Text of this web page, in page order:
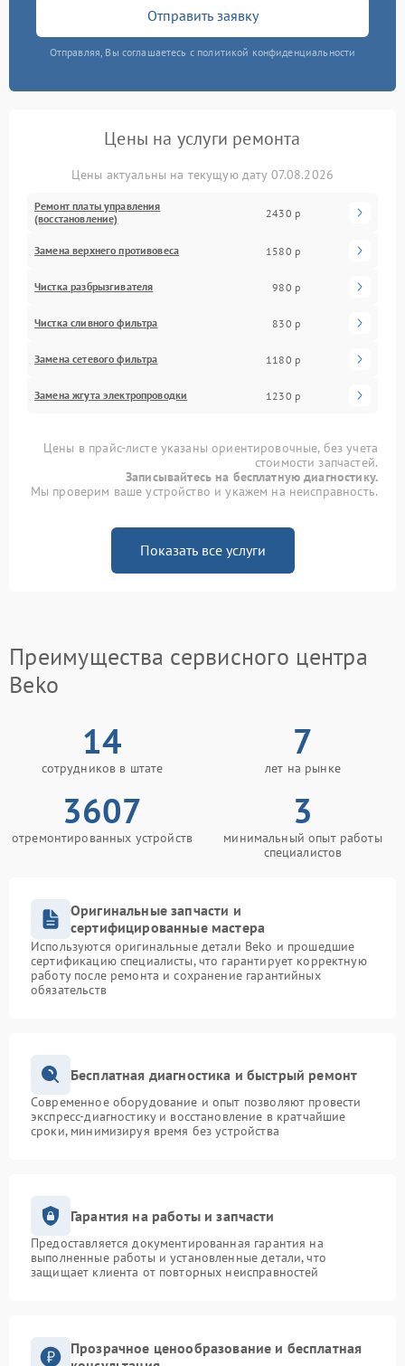
Отправить заявку
Отправляя, Вы соглашаетесь с политикой конфиденциальности
Цены на услуги ремонта
Цены актуальны на текущую дату 07.08.2026
Ремонт платы управления
(восстановление)
2430 р
Замена верхнего противовеса 1580 р
Чистка разбрызгивателя 980 р
Чистка сливного фильтра 830 р
Замена сетевого фильтра 1180 р
Замена жгута электропроводки 1230 р
Цены в прайс-листе указаны ориентировочные, без учета
стоимости запчастей.
Записывайтесь на бесплатную диагностику.
Мы проверим ваше устройство и укажем на неисправность.
Показать все услуги
Преимущества сервисного центра
Beko
14
сотрудников в штате
7
лет на рынке
3607
отремонтированных устройств
3
минимальный опыт работы
специалистов
Оригинальные запчасти и
сертифицированные мастера
Используются оригинальные детали Beko и прошедшие
сертификацию специалисты, что гарантирует корректную
работу после ремонта и сохранение гарантийных
обязательств
Бесплатная диагностика и быстрый ремонт
Современное оборудование и опыт позволяют провести
экспресс-диагностику и восстановление в кратчайшие
сроки, минимизируя время без устройства
Гарантия на работы и запчасти
Предоставляется документированная гарантия на
выполненные работы и установленные детали, что
защищает клиента от повторных неисправностей
Прозрачное ценообразование и бесплатная